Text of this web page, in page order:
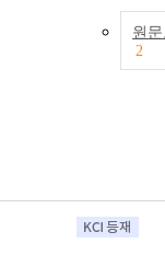
원
2